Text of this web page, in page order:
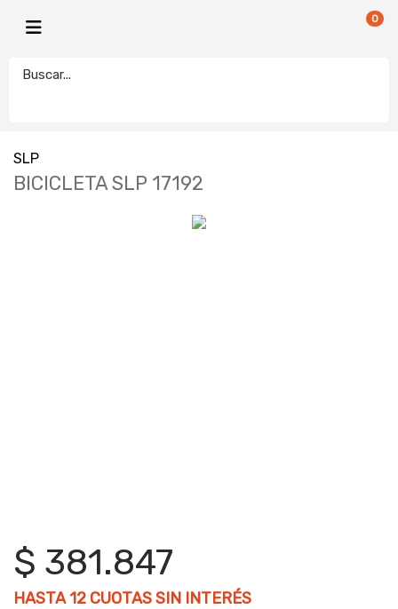
0
SLP
BICICLETA SLP 17192
$ 381.847
HASTA12 CUOTAS SIN INTERÉS